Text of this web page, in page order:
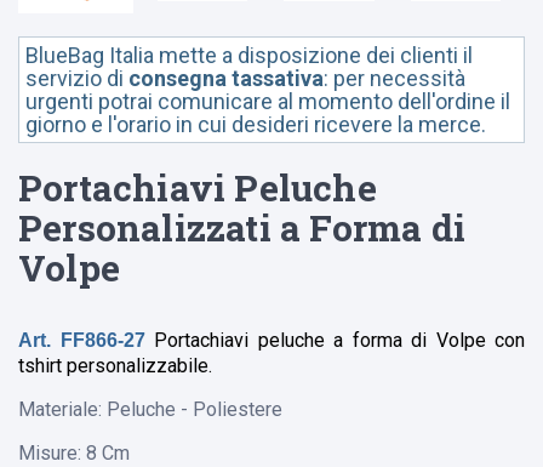
BlueBag Italia mette a disposizione dei clienti il
servizio di consegna tassativa: per necessità
urgenti potrai comunicare al momento dell'ordine il
giorno e l'orario in cui desideri ricevere la merce.
Portachiavi Peluche
Personalizzati a Forma di
Volpe
Art. FF866-27
Portachiavi peluche a forma di Volpe con
tshirt personalizzabile.
Materiale: Peluche - Poliestere
Misure: 8 Cm